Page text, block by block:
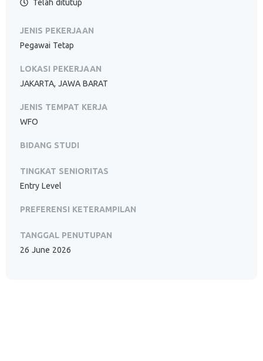
Telah ditutup
JENIS PEKERJAAN
Pegawai Tetap
LOKASI PEKERJAAN
JAKARTA, JAWA BARAT
JENIS TEMPAT KERJA
WFO
BIDANG STUDI
TINGKAT SENIORITAS
Entry Level
PREFERENSI KETERAMPILAN
TANGGAL PENUTUPAN
26 June 2026